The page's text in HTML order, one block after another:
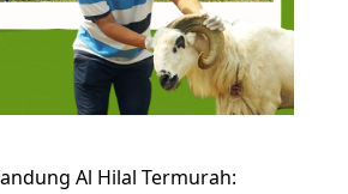
Al Hilal Termurah: